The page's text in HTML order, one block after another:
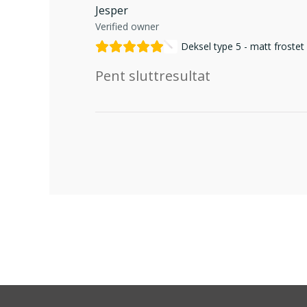
Jesper
Verified owner
Deksel type 5 - matt frostet
Pent sluttresultat